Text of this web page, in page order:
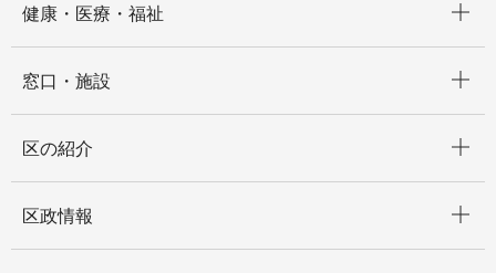
健康・医療・福祉
窓口・施設
区の紹介
区政情報